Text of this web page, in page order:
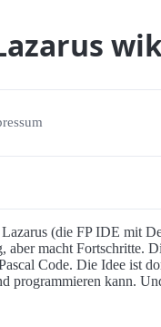
(die FP IDE mit
macht Fortschritte.
Code. Die Idee ist
programmieren kann.